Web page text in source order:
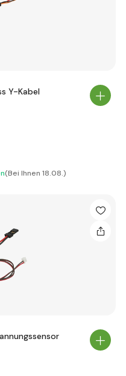
Y-Kabel
(Bei Ihnen 18.08.)